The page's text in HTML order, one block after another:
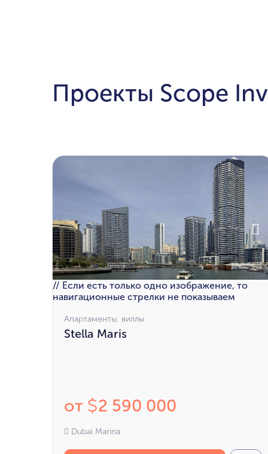
Проекты Scope
// Если есть только одно изображение, то
навигационные стрелки не показываем
Апартаменты, виллы
Stella Maris
от $2 590 000
Dubai Marina